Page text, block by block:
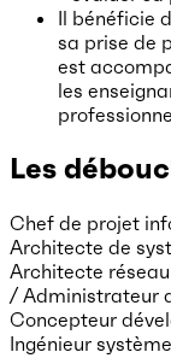
Il bénéficie
sa prise de
est
les
Les
Chef de projet
Architecte de
Architecte
/ Administrateur
Concepteur
Ingénieur système